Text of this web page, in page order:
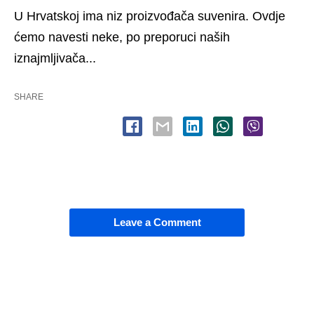
U Hrvatskoj ima niz proizvođača suvenira. Ovdje
ćemo navesti neke, po preporuci naših
iznajmljivača...
SHARE
Leave a Comment